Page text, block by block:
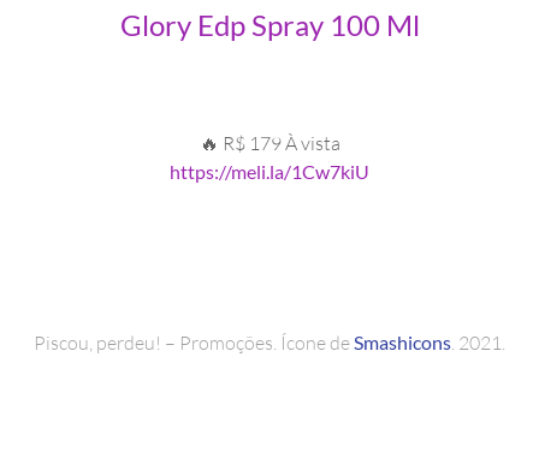
Glory Edp Spray 100 Ml
🔥 R$ 179 À vista
https://meli.la/1Cw7kiU
Piscou, perdeu! – Promoções. Ícone de Smashicons . 2021.